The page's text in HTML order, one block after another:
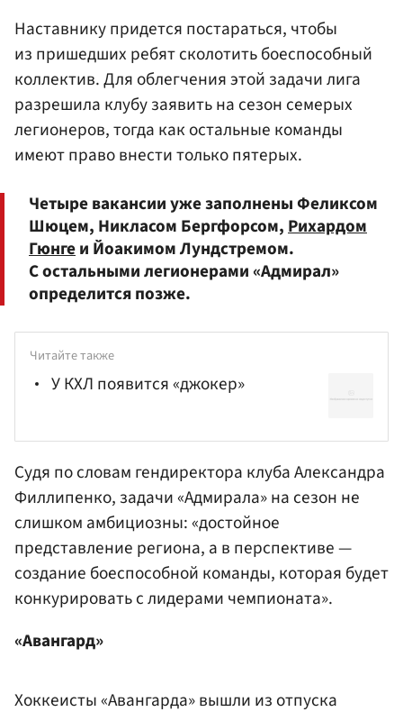
Наставнику придется постараться, чтобы
из пришедших ребят сколотить боеспособный
коллектив. Для облегчения этой задачи лига
разрешила клубу заявить на сезон семерых
легионеров, тогда как остальные команды
имеют право внести только пятерых.
Четыре вакансии уже заполнены Феликсом
Шюцем, Никласом Бергфорсом,Рихардом
Гюнгеи Йоакимом Лундстремом.
С остальными легионерами «Адмирал»
определится позже.
Читайте также
У КХЛ появится «джокер»
Судя по словам гендиректора клуба Александра
Филлипенко, задачи «Адмирала» на сезон не
слишком амбициозны: «достойное
представление региона, а в перспективе —
создание боеспособной команды, которая будет
конкурировать с лидерами чемпионата».
«Авангард»
Хоккеисты «Авангарда» вышли из отпуска